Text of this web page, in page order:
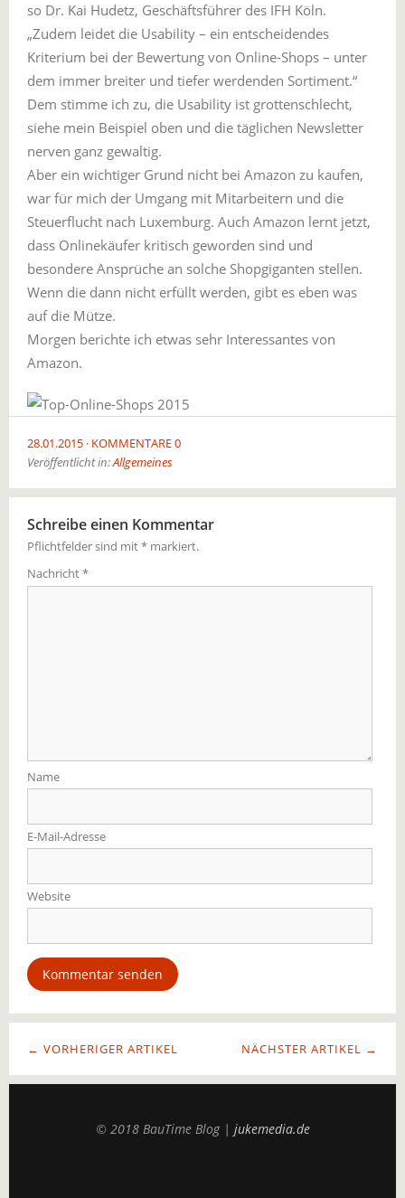
so Dr. Kai Hudetz, Geschäftsführer des IFH Köln.
„Zudem leidet die Usability – ein entscheidendes
Kriterium bei der Bewertung von Online-Shops – unter
dem immer breiter und tiefer werdenden Sortiment.“
Dem stimme ich zu, die Usability ist grottenschlecht,
siehe mein Beispiel oben und die täglichen Newsletter
nerven ganz gewaltig.
Aber ein wichtiger Grund nicht bei Amazon zu kaufen,
war für mich der Umgang mit Mitarbeitern und die
Steuerflucht nach Luxemburg. Auch Amazon lernt jetzt,
dass Onlinekäufer kritisch geworden sind und
besondere Ansprüche an solche Shopgiganten stellen.
Wenn die dann nicht erfüllt werden, gibt es eben was
auf die Mütze.
Morgen berichte ich etwas sehr Interessantes von
Amazon.
28.01.2015 KOMMENTARE 0
Veröffentlicht in:Allgemeines
Schreibe einen Kommentar
Pflichtfelder sind mit* markiert.
Nachricht*
Name
E-Mail-Adresse
Website
NÄCHSTER ARTIKEL →
← VORHERIGER ARTIKEL
© 2018 BauTime Blog | jukemedia.de